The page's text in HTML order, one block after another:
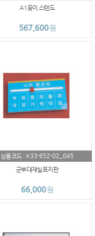
A1꽂이 스텐드
567,600원
상품코드 : K33-652-02_045
군부대재실표지판
66,000원